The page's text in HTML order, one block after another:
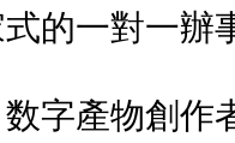
的一對一辦
字產物創